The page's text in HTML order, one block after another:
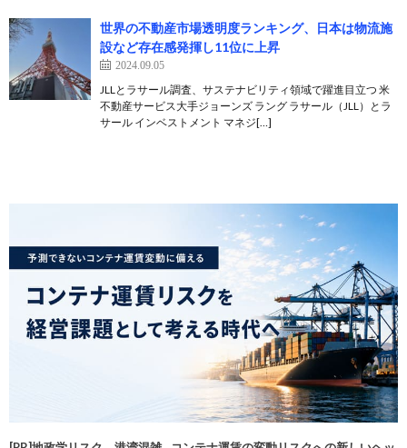
世界の不動産市場透明度ランキング、日本は物流施
設など存在感発揮し11位に上昇
2024.09.05
JLLとラサール調査、サステナビリティ領域で躍進目立つ 米
不動産サービス大手ジョーンズ ラング ラサール（JLL）とラ
サール インベストメント マネジ[…]